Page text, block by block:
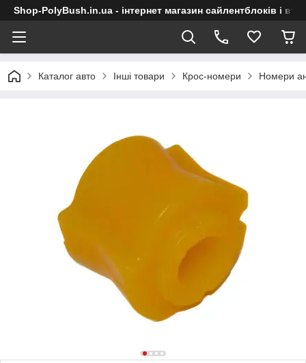
Shop-PolyBush.in.ua - інтернет магазин сайлентблоків і
Каталог авто Інші товари Крос-номери Номери